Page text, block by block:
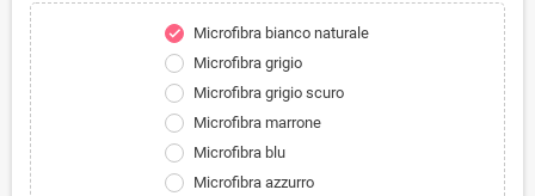
check
Microfibra bianco naturale
Microfibra grigio
Microfibra grigio scuro
Microfibra marrone
Microfibra blu
Microfibra azzurro